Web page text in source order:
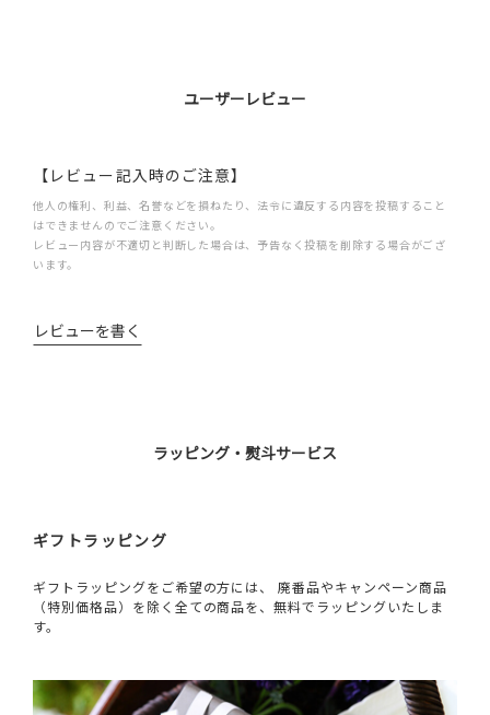
ユーザーレビュー
【レビュー記入時のご注意】
他人の権利、利益、名誉などを損ねたり、法令に違反する内容を投稿すること
はできませんのでご注意ください。
レビュー内容が不適切と判断した場合は、予告なく投稿を削除する場合がござ
います。
レビューを書く
ラッピング・熨斗サービス
ギフトラッピング
ギフトラッピングをご希望の方には、 廃番品やキャンペーン商品
（特別価格品）を除く全ての商品を、無料でラッピングいたしま
す。